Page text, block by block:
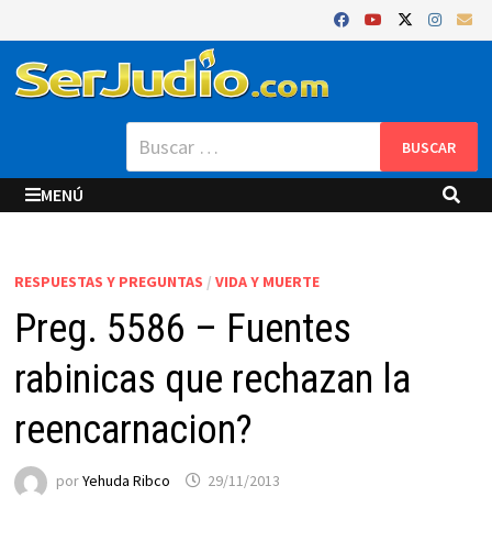
al
contenido
Buscar:
MENÚ
RESPUESTAS Y PREGUNTAS / VIDA Y MUERTE
Preg. 5586 – Fuentes
rabinicas que rechazan la
reencarnacion?
porYehuda Ribco 29/11/2013